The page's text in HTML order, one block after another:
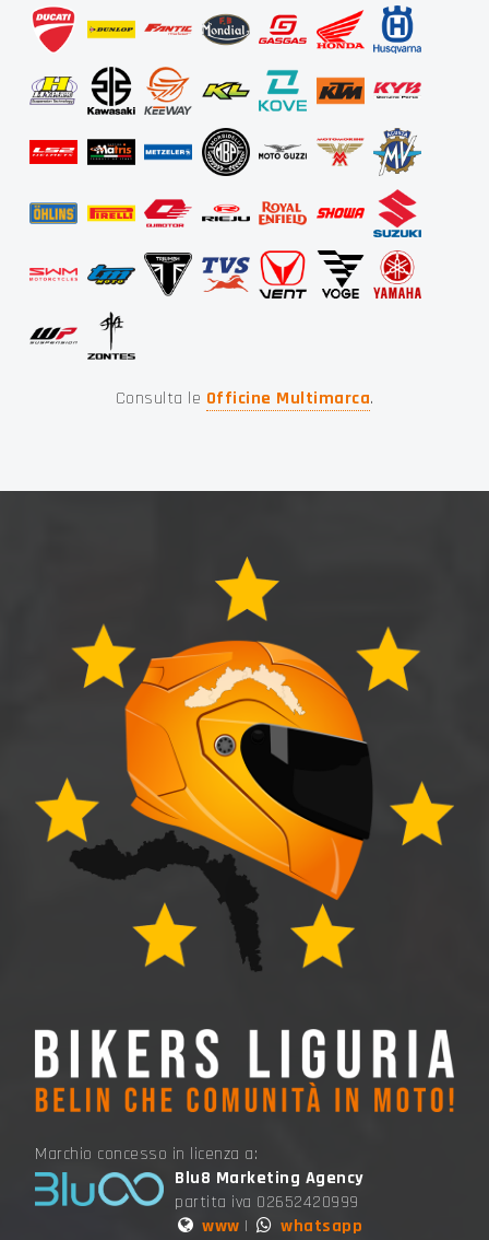
Consulta le Officine Multimarca.
Marchio concesso in licenza a:
Blu8 Marketing Agency
partita iva 02652420999
www |
whatsapp